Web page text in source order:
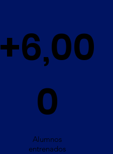
+6,00
0
Alumnos
entrenados